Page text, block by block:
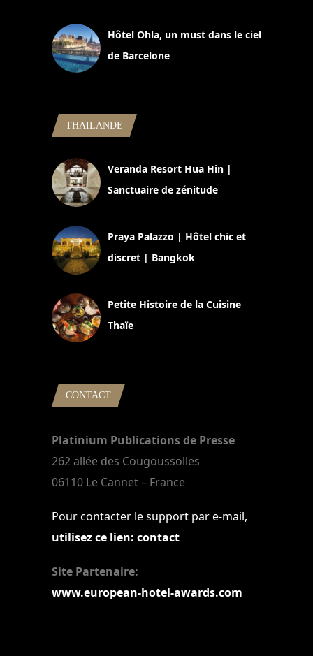
Hôtel Ohla, un must dans le ciel
de Barcelone
THAILANDE
Veranda Resort Hua Hin |
Sanctuaire de zénitude
Praya Palazzo | Hôtel chic et
discret | Bangkok
Petite Histoire de la Cuisine
Thaïe
CONTACT
Platinium Publications de Presse
262 allée des Cougoussolles
06110 Le Cannet – France
Pour contacter le support par e-mail,
utilisez ce lien: contact
Site Partenaire:
www.european-hotel-awards.com